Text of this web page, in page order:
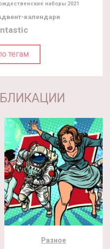
наборы 2021
календари
тегам
Разное